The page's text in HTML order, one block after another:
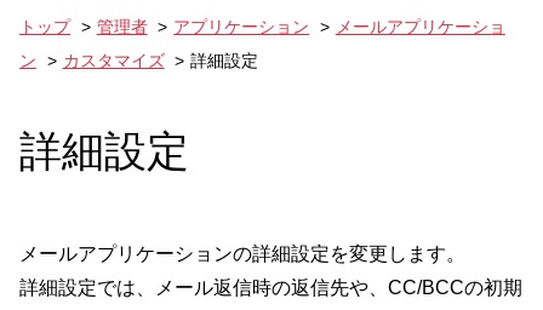
トップ 管理者 アプリケーション
メールアプリケーショ
ン
カスタマイズ 詳細設定
詳細設定
メールアプリケーションの詳細設定を変更します。
詳細設定では、メール返信時の返信先や、CC/BCCの初期